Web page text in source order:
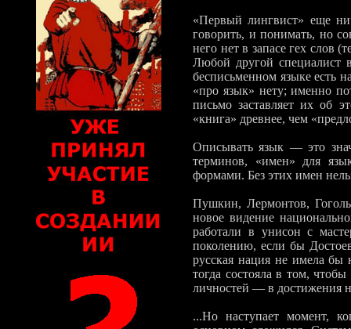
«Первый лингвист» еще
говорить, и понимать, но
него нет в запасе гех слов
Любой другой специалист
бесписьменном языке есть
«про язык» нету; именно
письмо заставляет их об
«книга» древнее, чем
Описывать язык — это
терминов, «имен» для
формами. Без этих имен
Пушкин, Лермонтов,
новое видение
работали в унисон с
поколению, если бы
русская нация не имела бы
тогда состояла в том,
личностей — в достижения
...Но наступает момент,